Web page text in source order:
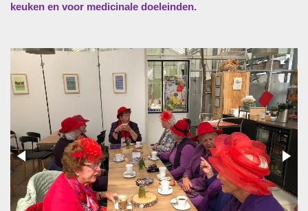
keuken en voor medicinale doeleinden.